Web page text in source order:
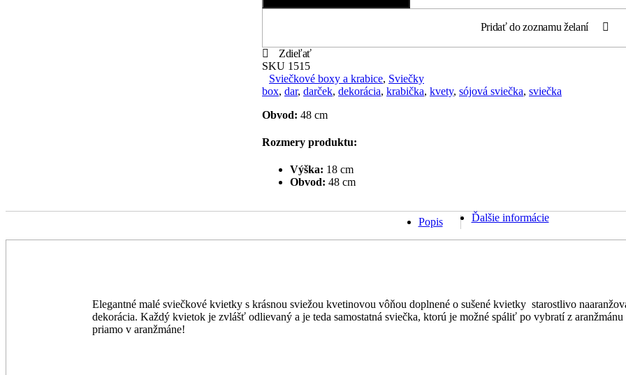
Pridať do zoznamu želaní
Zdieľať
SKU 1515
Sviečkové boxy a krabice, Sviečky
box, dar, darček, dekorácia, krabička, kvety, sójová sviečka, sviečka
Obvod: 48 cm
Rozmery produktu:
Výška: 18 cm
Obvod: 48 cm
Popis Ďalšie informácie
Elegantné malé sviečkové kvietky s krásnou sviežou kvetinovou vôňou doplnené o sušené kvietky starostlivo
dekorácia. Každý kvietok je zvlášť odlievaný a je teda samostatná sviečka, ktorú je možné spáliť po vybratí z
priamo v aranžmáne!